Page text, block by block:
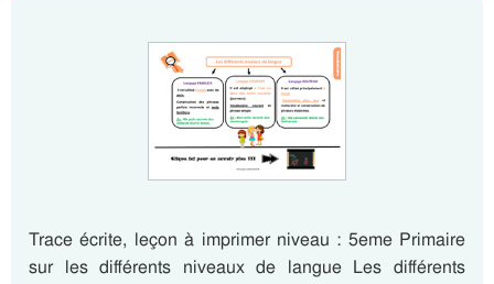
Trace écrite, leçon à imprimer niveau : 5eme Primaire
sur les différents niveaux de langue Les différents